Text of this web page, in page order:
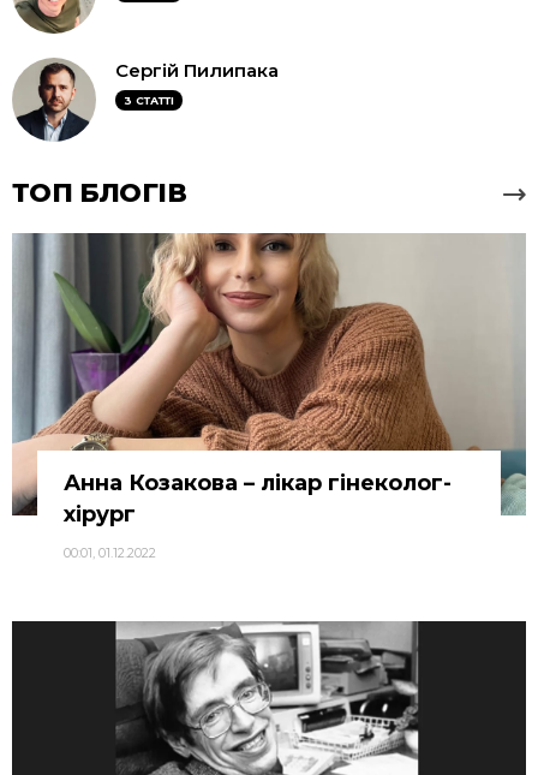
Сергій Пилипака
3 СТАТТІ
ТОП БЛОГІВ
Анна Козакова – лікар гінеколог-
хірург
00:01, 01.12.2022